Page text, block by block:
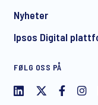
communication
withdraw your
Nyheter
Ipsos Digital
FØLG OSS PÅ